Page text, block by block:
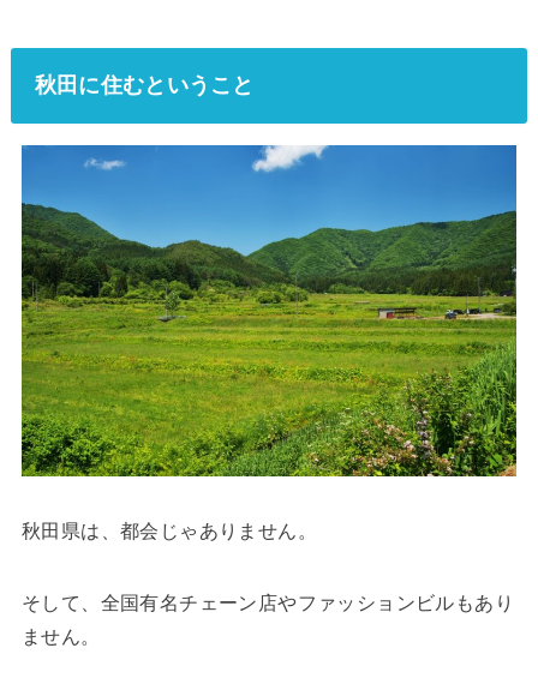
秋田に住むということ
秋田県は、都会じゃありません。
そして、全国有名チェーン店やファッションビルもあり
ません。